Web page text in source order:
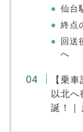
仙台
終点
回送
へ
【乗
以北
誕！｜